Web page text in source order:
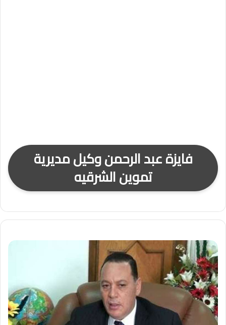
فايزة عبد الرحمن وكيل مديرية
تموين الشرقيه